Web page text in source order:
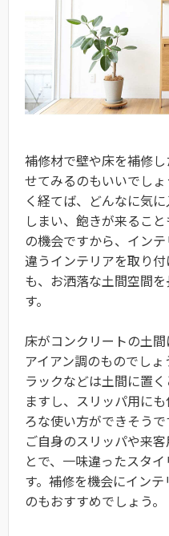
補修材で壁や床を補修
せてみるのもいいでし
く経てば、どんなに気
しまい、飽きが来るこ
の機会ですから、インテ
違うインテリアを取り
も、お洒落な土間空間
す。
床がコンクリートの土間
アイアン調のものでし
ラックなどは土間に置
ますし、スリッパ用に
ろな使い方ができそうで
ご自身のスリッパや来
とで、一味違ったスタ
す。補修を機会にイン
のもおすすめでしょう。